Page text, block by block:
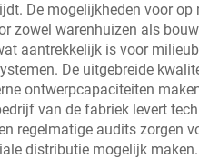
De mogelijkheden voor
zowel warenhuizen als
aantrekkelijk is voor
De uitgebreide
ontwerpcapaciteiten
van de fabriek levert
regelmatige audits zorgen
distributie mogelijk maken.